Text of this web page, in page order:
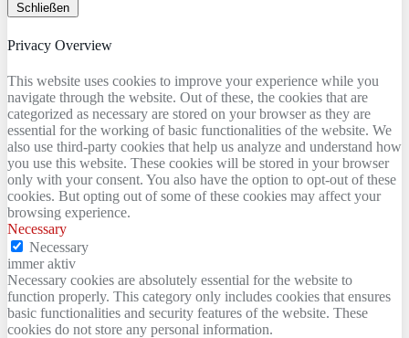
Schließen
Privacy Overview
This website uses cookies to improve your experience while you
navigate through the website. Out of these, the cookies that are
categorized as necessary are stored on your browser as they are
essential for the working of basic functionalities of the website. We
also use third-party cookies that help us analyze and understand how
you use this website. These cookies will be stored in your browser
only with your consent. You also have the option to opt-out of these
cookies. But opting out of some of these cookies may affect your
browsing experience.
Necessary
Necessary
immer aktiv
Necessary cookies are absolutely essential for the website to
function properly. This category only includes cookies that ensures
basic functionalities and security features of the website. These
cookies do not store any personal information.